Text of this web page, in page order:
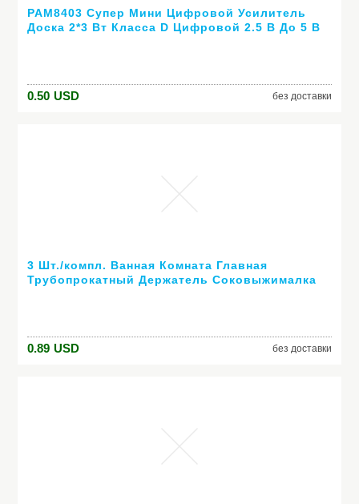
PAM8403 Супер Мини Цифровой Усилитель
Доска 2*3 Вт Класса D Цифровой 2.5 В До 5 В
0.50 USD без доставки
3 Шт./компл. Ванная Комната Главная
Трубопрокатный Держатель Соковыжималка
0.89 USD без доставки